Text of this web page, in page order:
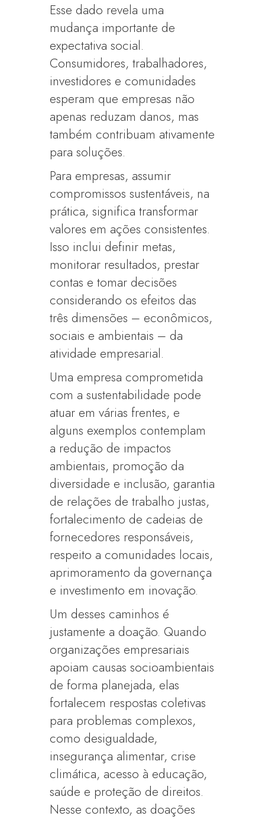
Esse dado revela uma
mudança importante de
expectativa social.
Consumidores, trabalhadores,
investidores e comunidades
esperam que empresas não
apenas reduzam danos, mas
também contribuam ativamente
para soluções.
Para empresas, assumir
compromissos sustentáveis, na
prática, significa transformar
valores em ações consistentes.
Isso inclui definir metas,
monitorar resultados, prestar
contas e tomar decisões
considerando os efeitos das
três dimensões – econômicos,
sociais e ambientais – da
atividade empresarial.
Uma empresa comprometida
com a sustentabilidade pode
atuar em várias frentes, e
alguns exemplos contemplam
a redução de impactos
ambientais, promoção da
diversidade e inclusão, garantia
de relações de trabalho justas,
fortalecimento de cadeias de
fornecedores responsáveis,
respeito a comunidades locais,
aprimoramento da governança
e investimento em inovação.
Um desses caminhos é
justamente a doação. Quando
organizações empresariais
apoiam causas socioambientais
de forma planejada, elas
fortalecem respostas coletivas
para problemas complexos,
como desigualdade,
insegurança alimentar, crise
climática, acesso à educação,
saúde e proteção de direitos.
Nesse contexto, as doações